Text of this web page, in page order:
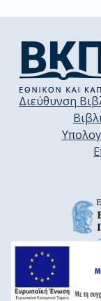
Διεύθυνση